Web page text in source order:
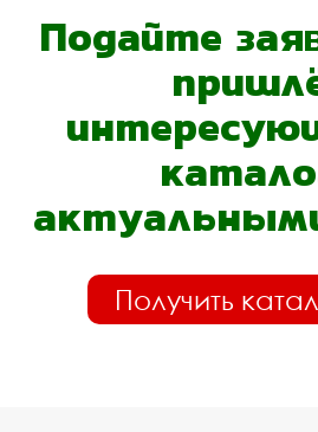
Подайте
Получить